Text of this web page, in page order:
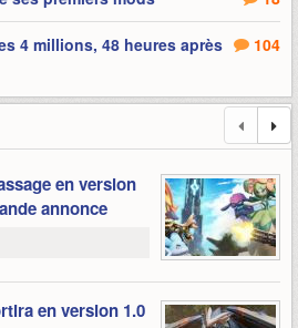
104
4 millions, 48 heures après
en version
annonce
en version 1.0